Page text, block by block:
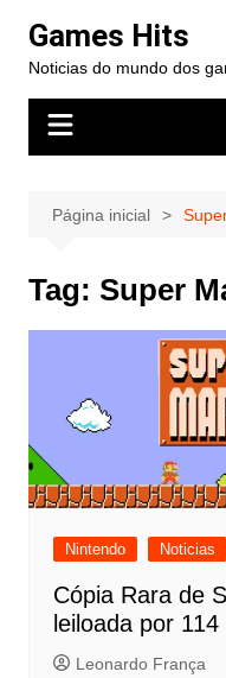
para
conteúdo
Games Hits
Noticias do mundo dos
Página inicial
Tag: Super
Nintendo Noticias
Cópia Rara de
leiloada por
Leonardo França